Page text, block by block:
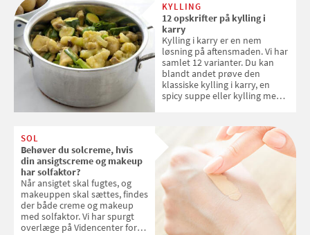
KYLLING
12 opskrifter på kylling i
karry
Kylling i karry er en nem
løsning på aftensmaden. Vi har
samlet 12 varianter. Du kan
blandt andet prøve den
klassiske kylling i karry, en
spicy suppe eller kylling med
SOL
Behøver du solcreme, hvis
din ansigtscreme og makeup
har solfaktor?
Når ansigtet skal fugtes, og
makeuppen skal sættes, findes
der både creme og makeup
med solfaktor. Vi har spurgt
overlæge på Videncenter for